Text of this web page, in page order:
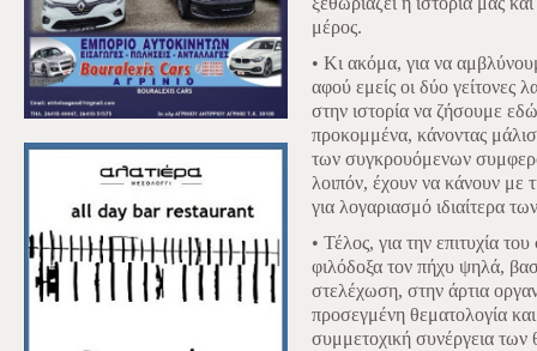
μέρος.
• Κι ακόμα, για να
αφού εμείς οι δύο γείτονες
στην ιστορία να ζήσουμε εδώ
προκομμένα, κάνοντας
των συγκρουόμενων
λοιπόν, έχουν να κάνουν με
για λογαριασμό ιδιαίτερα
• Τέλος, για την επιτυχία
φιλόδοξα τον πήχυ ψηλά,
στελέχωση, στην άρτια
προσεγμένη θεματολογία
συμμετοχική συνέργεια